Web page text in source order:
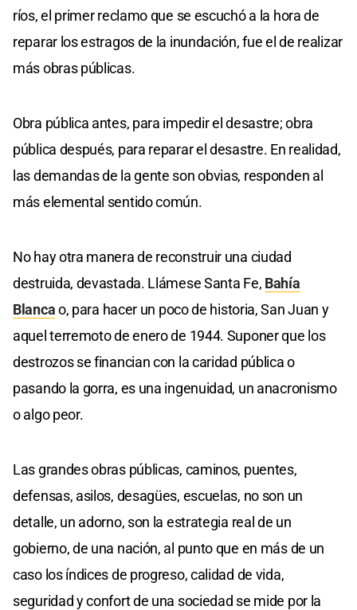
ríos, el primer reclamo que se escuchó a la hora de
reparar los estragos de la inundación, fue el de realizar
más obras públicas.
Obra pública antes, para impedir el desastre; obra
pública después, para reparar el desastre. En realidad,
las demandas de la gente son obvias, responden al
más elemental sentido común.
No hay otra manera de reconstruir una ciudad
destruida, devastada. Llámese Santa Fe, Bahía
Blancao, para hacer un poco de historia, San Juan y
aquel terremoto de enero de 1944. Suponer que los
destrozos se financian con la caridad pública o
pasando la gorra, es una ingenuidad, un anacronismo
o algo peor.
Las grandes obras públicas, caminos, puentes,
defensas, asilos, desagües, escuelas, no son un
detalle, un adorno, son la estrategia real de un
gobierno, de una nación, al punto que en más de un
caso los índices de progreso, calidad de vida,
seguridad y confort de una sociedad se mide por la